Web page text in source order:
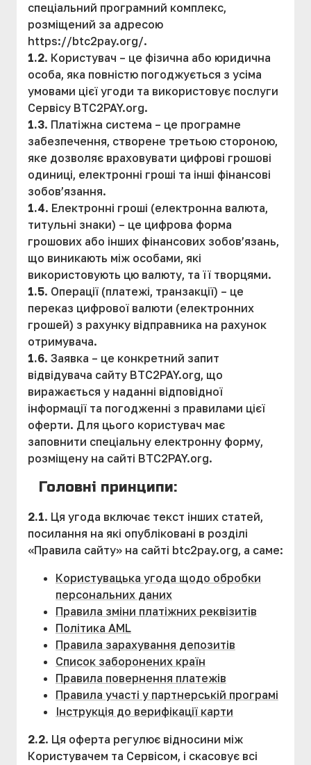
спеціальний програмний комплекс,
розміщений за адресою
https://btc2pay.org/.
1.2. Користувач – це фізична або юридична
особа, яка повністю погоджується з усіма
умовами цієї угоди та використовує послуги
Сервісу BTC2PAY.org.
1.3. Платіжна система – це програмне
забезпечення, створене третьою стороною,
яке дозволяє враховувати цифрові грошові
одиниці, електронні гроші та інші фінансові
зобов’язання.
1.4. Електронні гроші (електронна валюта,
титульні знаки) – це цифрова форма
грошових або інших фінансових зобов’язань,
що виникають між особами, які
використовують цю валюту, та її творцями.
1.5. Операції (платежі, транзакції) – це
переказ цифрової валюти (електронних
грошей) з рахунку відправника на рахунок
отримувача.
1.6. Заявка – це конкретний запит
відвідувача сайту BTC2PAY.org, що
виражається у наданні відповідної
інформації та погодженні з правилами цієї
оферти. Для цього користувач має
заповнити спеціальну електронну форму,
розміщену на сайті BTC2PAY.org.
Головні принципи:
2.1. Ця угода включає текст інших статей,
посилання на які опубліковані в розділі
«Правила сайту» на сайті btc2pay.org, а саме:
Користувацька угода щодо обробки
персональних даних
Правила зміни платіжних реквізитів
Політика AML
Правила зарахування депозитів
Список заборонених країн
Правила повернення платежів
Правила участі у партнерській програмі
Інструкція до верифікації карти
2.2. Ця оферта регулює відносини між
Користувачем та Сервісом, і скасовує всі